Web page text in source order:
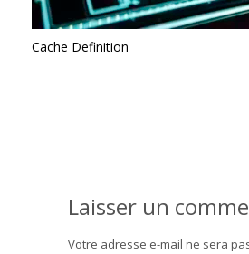
Cache Definition
Laisser un
Votre adresse e-mail ne sera